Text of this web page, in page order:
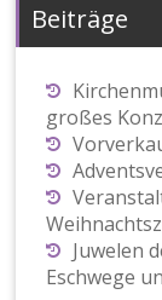
Beiträge
großes
Juwelen
Eschwege